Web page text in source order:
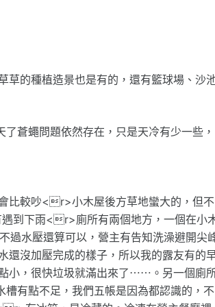
草的種植造景也是有的，還有籃球場、沙
蒼蠅問題依然存在，只是天冷有少一些，
比較吵<r>小木屋後方草地蠻大的，但不
到下雨<r>廁所有兩個地方，一個在小
過水壓還算可以，營主有告知洗澡避開尖
還沒加壓完成的樣子，所以我的露友有的
小，很快垃圾就滿出來了⋯⋯。另一個廁
有點不足，我們五帳是因為都認識的，不